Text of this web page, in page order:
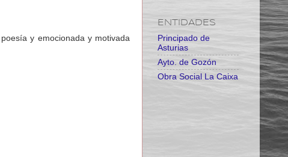
y emocionada y motivada
ENTIDADES
Principado de
Asturias
Ayto. de Gozón
Obra Social La Caixa